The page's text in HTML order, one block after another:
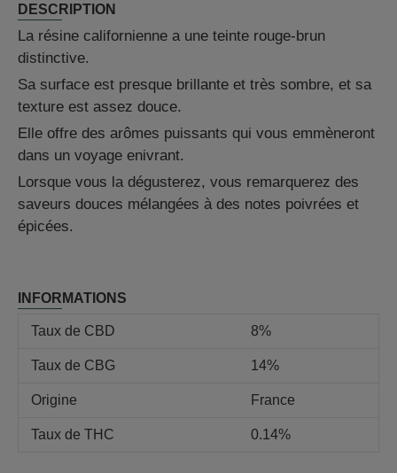
DESCRIPTION
La résine californienne a une teinte rouge-brun
distinctive.
Sa surface est presque brillante et très sombre, et sa
texture est assez douce.
Elle offre des arômes puissants qui vous emmèneront
dans un voyage enivrant.
Lorsque vous la dégusterez, vous remarquerez des
saveurs douces mélangées à des notes poivrées et
épicées.
INFORMATIONS
Taux de CBD 8%
Taux de CBG 14%
Origine France
Taux de THC 0.14%